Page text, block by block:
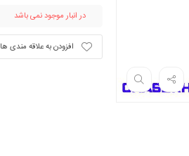
در انبار موجود نمی باشد
افزودن به علاقه مندی ها